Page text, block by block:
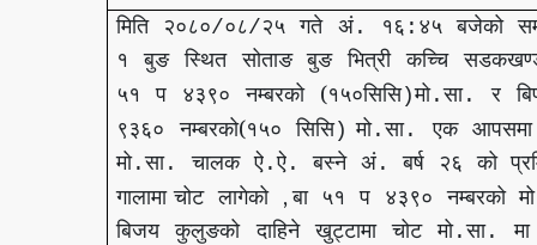
मिति
२०८०/०८/२५ गते अं. १६ : ४५ बजेको
१
बुङ स्थित सोताङ बुङ भित्री कच्चि
५१
प ४३९० नम्बरको (१५०सिसि)मो.सा.र
९३६०
नम्बरको(१५० सिसि) मो.सा.एक
आपसमा
मो.सा.चालक ऐ.ऐ.बस्ने अं.बर्ष २६ को
गालामा चोट लागेको ,बा ५१ प ४३९० नम्बरको मो
बिजय
कुलुङको दाहिने खुट्टामा चोट मो.सा.मा